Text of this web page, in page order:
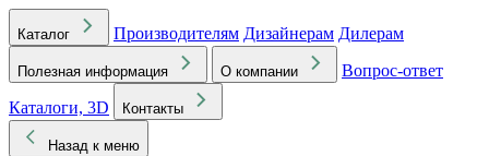
Каталог Производителям Дизайнерам Дилерам
Полезная информация О компании
Вопрос-ответ
Каталоги, 3D
Контакты
Назад к меню